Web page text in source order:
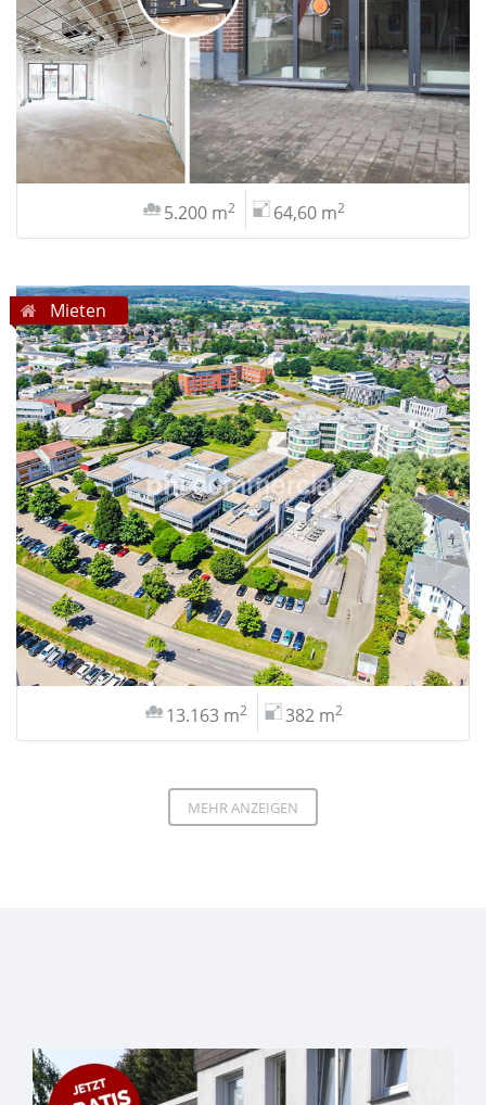
5.200 m2 64,60 m2
Mieten
13.163 m2 382 m2
MEHR ANZEIGEN